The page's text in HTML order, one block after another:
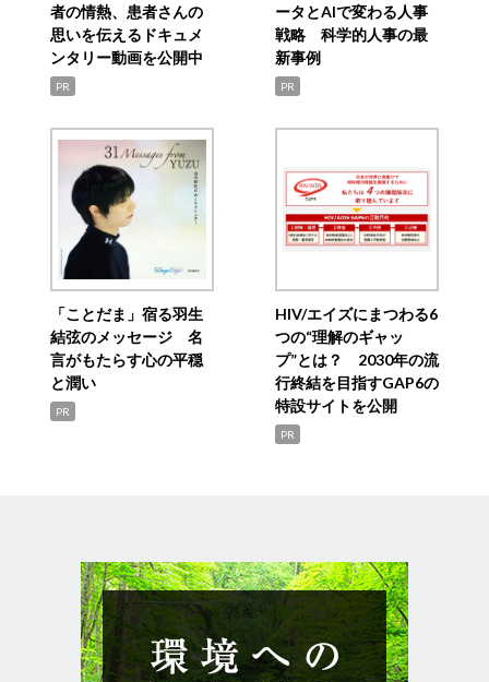
者の情熱、患者さんの
思いを伝えるドキュメ
ンタリー動画を公開中
PR
ータとAIで変わる人事
戦略 科学的人事の最
新事例
PR
「ことだま」宿る羽生
結弦のメッセージ 名
言がもたらす心の平穏
と潤い
PR
HIV/エイズにまつわる6
つの“理解のギャッ
プ”とは？ 2030年の流
行終結を目指すGAP6の
特設サイトを公開
PR